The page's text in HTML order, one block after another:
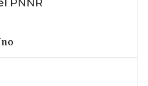
PNNR